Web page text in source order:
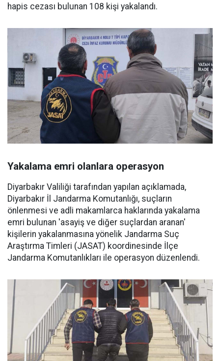
hapis cezası bulunan 108 kişi yakalandı.
Yakalama emri olanlara operasyon
Diyarbakır Valiliği tarafından yapılan açıklamada,
Diyarbakır İl Jandarma Komutanlığı, suçların
önlenmesi ve adli makamlarca haklarında yakalama
emri bulunan 'asayiş ve diğer suçlardan aranan'
kişilerin yakalanmasına yönelik Jandarma Suç
Araştırma Timleri (JASAT) koordinesinde İlçe
Jandarma Komutanlıkları ile operasyon düzenlendi.